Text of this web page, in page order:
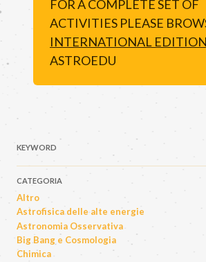
FOR A COMPLETE SET OF
ACTIVITIES PLEASE
INTERNATIONAL EDITION
ASTROEDU
KEYWORD
CATEGORIA
Altro
Astrofisica delle alte energie
Astronomia Osservativa
Big Bang e Cosmologia
Chimica